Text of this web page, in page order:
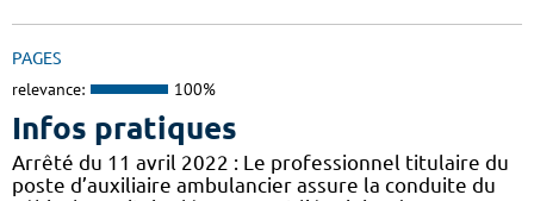
PAGES
relevance: 100%
Infos pratiques
Arrêté du 11 avril 2022 : Le professionnel titulaire du
poste d’auxiliaire ambulancier assure la conduite du